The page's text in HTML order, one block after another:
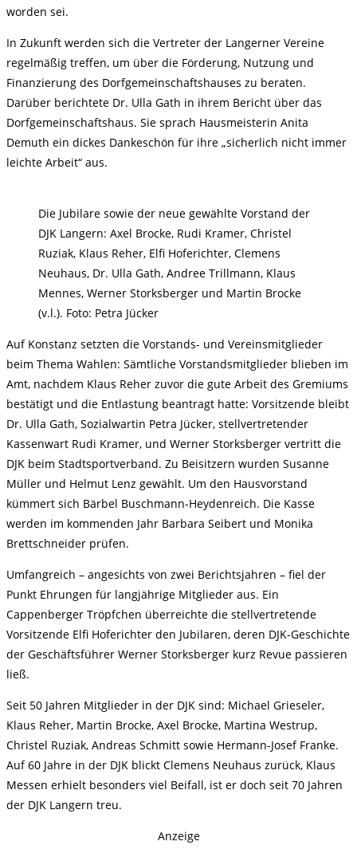
worden sei.
In Zukunft werden sich die Vertreter der Langerner Vereine
regelmäßig treffen, um über die Förderung, Nutzung und
Finanzierung des Dorfgemeinschaftshauses zu beraten.
Darüber berichtete Dr. Ulla Gath in ihrem Bericht über das
Dorfgemeinschaftshaus. Sie sprach Hausmeisterin Anita
Demuth ein dickes Dankeschön für ihre „sicherlich nicht immer
leichte Arbeit“ aus.
Die Jubilare sowie der neue gewählte Vorstand der
DJK Langern: Axel Brocke, Rudi Kramer, Christel
Ruziak, Klaus Reher, Elfi Hoferichter, Clemens
Neuhaus, Dr. Ulla Gath, Andree Trillmann, Klaus
Mennes, Werner Storksberger und Martin Brocke
(v.l.). Foto: Petra Jücker
Auf Konstanz setzten die Vorstands- und Vereinsmitglieder
beim Thema Wahlen: Sämtliche Vorstandsmitglieder blieben im
Amt, nachdem Klaus Reher zuvor die gute Arbeit des Gremiums
bestätigt und die Entlastung beantragt hatte: Vorsitzende bleibt
Dr. Ulla Gath, Sozialwartin Petra Jücker, stellvertretender
Kassenwart Rudi Kramer, und Werner Storksberger vertritt die
DJK beim Stadtsportverband. Zu Beisitzern wurden Susanne
Müller und Helmut Lenz gewählt. Um den Hausvorstand
kümmert sich Bärbel Buschmann-Heydenreich. Die Kasse
werden im kommenden Jahr Barbara Seibert und Monika
Brettschneider prüfen.
Umfangreich – angesichts von zwei Berichtsjahren – fiel der
Punkt Ehrungen für langjährige Mitglieder aus. Ein
Cappenberger Tröpfchen überreichte die stellvertretende
Vorsitzende Elfi Hoferichter den Jubilaren, deren DJK-Geschichte
der Geschäftsführer Werner Storksberger kurz Revue passieren
ließ.
Seit 50 Jahren Mitglieder in der DJK sind: Michael Grieseler,
Klaus Reher, Martin Brocke, Axel Brocke, Martina Westrup,
Christel Ruziak, Andreas Schmitt sowie Hermann-Josef Franke.
Auf 60 Jahre in der DJK blickt Clemens Neuhaus zurück, Klaus
Messen erhielt besonders viel Beifall, ist er doch seit 70 Jahren
der DJK Langern treu.
Anzeige